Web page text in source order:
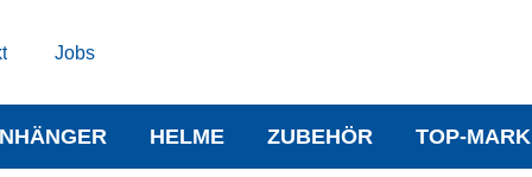
Jobs
HELME ZUBEHÖR TOP-